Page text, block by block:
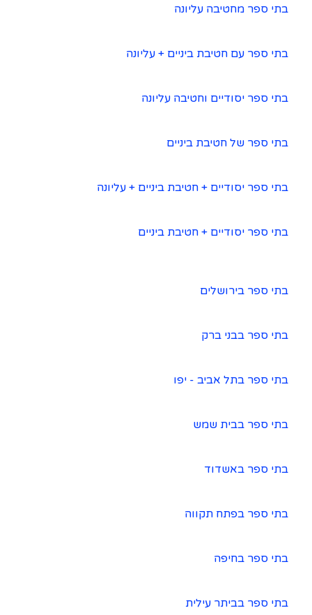
בתי ספר מחטיבה עליונה
בתי ספר עם חטיבת ביניים + עליונה
בתי ספר יסודיים וחטיבה עליונה
בתי ספר של חטיבת ביניים
בתי ספר יסודיים + חטיבת ביניים + עליונה
בתי ספר יסודיים + חטיבת ביניים
בתי ספר בירושלים
בתי ספר בבני ברק
בתי ספר בתל אביב - יפו
בתי ספר בבית שמש
בתי ספר באשדוד
בתי ספר בפתח תקווה
בתי ספר בחיפה
בתי ספר בביתר עילית